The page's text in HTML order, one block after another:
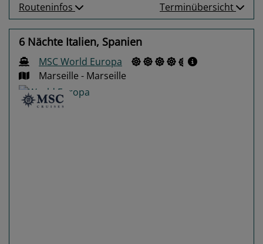
Routeninfos Terminübersicht
6 Nächte Italien, Spanien
MSC World Europa
Marseille - Marseille